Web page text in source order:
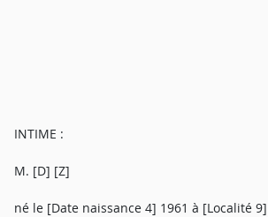
INTIME :
M. [D] [Z]
né le [Date naissance 4] 1961 à [Localité 9]